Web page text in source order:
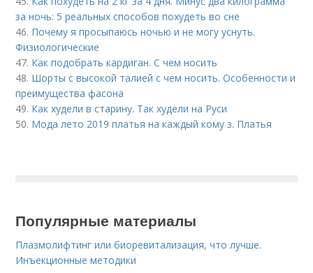
за ночь: 5 реальных способов похудеть во сне
46. Почему я просыпаюсь ночью и не могу уснуть.
Физиологические
47. Как подобрать кардиган. С чем носить
48. Шорты с высокой талией с чем носить. Особенности и
преимущества фасона
49. Как худели в старину. Так худели на Руси
50. Мода лето 2019 платья на каждый кому з. Платья
Популярные материалы
Плазмолифтинг или биоревитализация, что лучше.
Инъекционные методики